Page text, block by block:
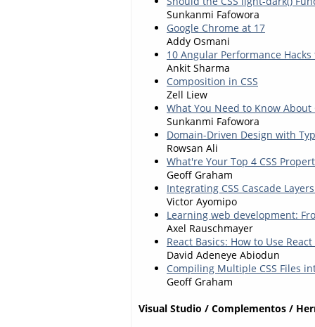
Sunkanmi Fafowora
Google Chrome at 17
Addy Osmani
10 Angular Performance
Ankit Sharma
Composition in CSS
Zell Liew
What You Need to Know
Sunkanmi Fafowora
Domain-Driven Design with
Rowsan Ali
What're Your Top 4 CSS
Geoff Graham
Integrating CSS Cascade
Victor Ayomipo
Learning web development:
Axel Rauschmayer
React Basics: How to Use
David Adeneye Abiodun
Compiling Multiple CSS Files
Geoff Graham
Visual Studio / Complementos /